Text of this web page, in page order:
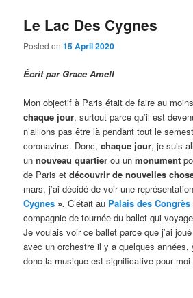
Le Lac Des Cygnes
Posted on15 April 2020
Écrit par Grace Amell
Mon objectif à Paris était de faire au
chaque jour, surtout parce qu’il est
n’allions pas être là pendant tout le
coronavirus. Donc,chaque jour, je suis
unnouveau quartier ou unmonument
de Paris etdécouvrir de nouvelles
mars, j’ai décidé de voir une
Cygnes ». C’était au Palais des Congrès
compagnie de tournée du ballet qui
Je voulais voir ce ballet parce que j’ai
avec un orchestre il y a quelques
donc la musique est significative pour moi